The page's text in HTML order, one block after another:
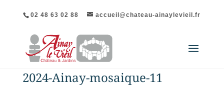
02 48 63 02 88 accueil@chateau-ainaylevieil.fr
2024-Ainay-mosaique-11